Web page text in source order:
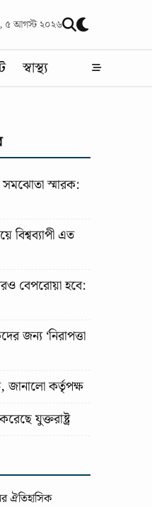
৫ আগস্ট ২০২৬
স্বাস্থ্য
সমঝোতা স্মারক:
বিশ্বব্যাপী এত
বেপরোয়া হবে:
জন্য ‘নিরাপত্তা
জানালো কর্তৃপক্ষ
যুক্তরাষ্ট্র
ঐতিহাসিক